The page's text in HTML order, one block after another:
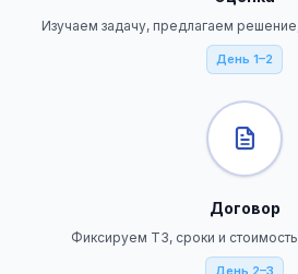
Изучаем задачу, предлагаем
День 1–2
Договор
Фиксируем ТЗ, сроки и
День 2–3